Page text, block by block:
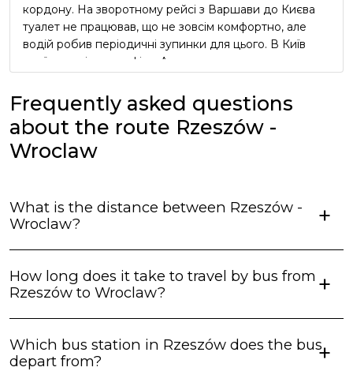
кордону. На зворотному рейсі з Варшави до Києва
туалет не працював, що не зовсім комфортно, але
водій робив періодичні зупинки для цього. В Київ
приїхали згідно графіку. Але реклама про
неправдивою, водії про таке навіть не чули))) Вцілому
сервіс оцінюю як добрий, але не відмінний.
Frequently asked questions
about the route Rzeszów -
Wroclaw
What is the distance between Rzeszów -
Wroclaw?
How long does it take to travel by bus from
Rzeszów to Wroclaw?
Which bus station in Rzeszów does the bus
depart from?